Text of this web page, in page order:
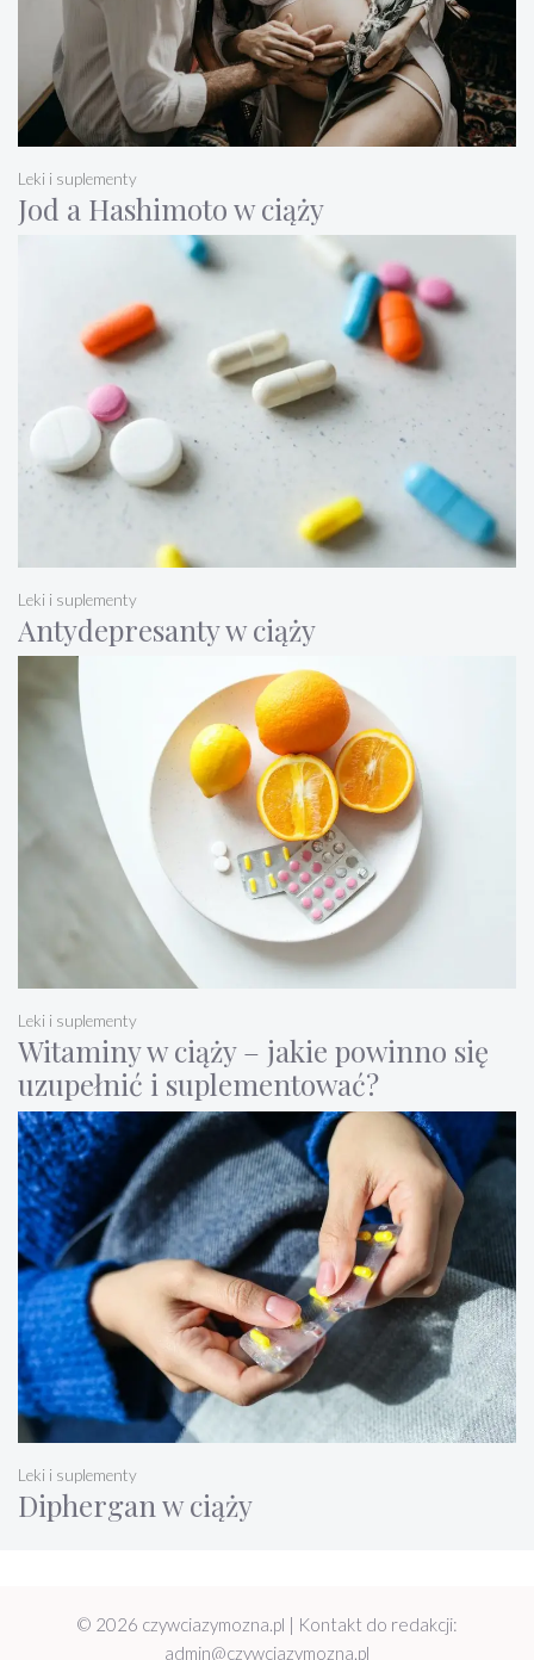
Jod a Hashimoto w ciąży
Leki i suplementy
Antydepresanty w ciąży
Leki i suplementy
Witaminy w ciąży – jakie powinno się
uzupełnić i suplementować?
Leki i suplementy
Diphergan w ciąży
Leki i suplementy
© 2026 czywciazymozna.pl | Kontakt do redakcji:
admin@czywciazymozna.pl